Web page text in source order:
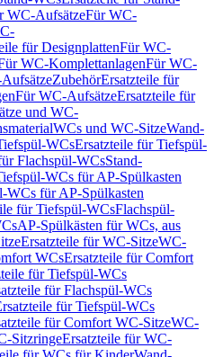
WC-AufsätzeFür WC-
für DesignplattenFür WC-
WC-KomplettanlagenFür WC-
ZubehörErsatzteile für
Für WC-AufsätzeErsatzteile für
und WC-
WCs und WC-SitzeWand-
WCsErsatzteile für Tiefspül-
Flachspül-WCsStand-
WCs für AP-Spülkasten
WCs für AP-Spülkasten
für Tiefspül-WCsFlachspül-
AP-Spülkästen für WCs, aus
Ersatzteile für WC-SitzeWC-
WCsErsatzteile für Comfort
für Tiefspül-WCs
für Flachspül-WCs
für Tiefspül-WCs
für Comfort WC-SitzeWC-
SitzringeErsatzteile für WC-